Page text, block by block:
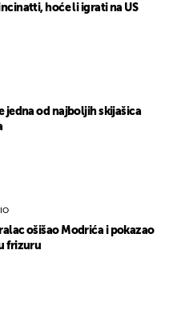
hoće li igrati na US
jedna od najboljih skijašica
ošišao Modrića i pokazao
frizuru